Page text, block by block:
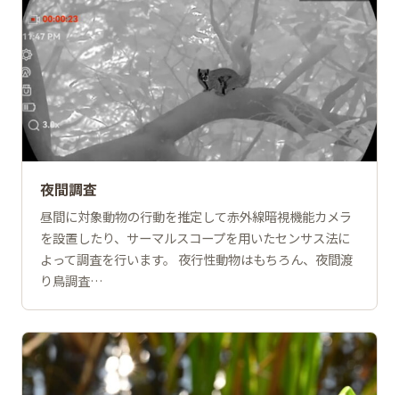
夜間調査
昼間に対象動物の行動を推定して赤外線暗視機能カメラ
を設置したり、サーマルスコープを用いたセンサス法に
よって調査を行います。 夜行性動物はもちろん、夜間渡
り鳥調査…